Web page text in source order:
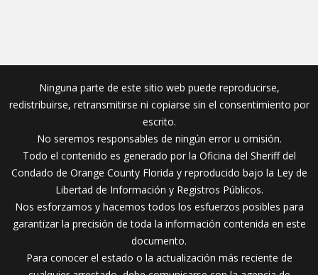
Ninguna parte de este sitio web puede reproducirse,
redistribuirse, retransmitirse ni copiarse sin el consentimiento por
escrito.
No seremos responsables de ningún error u omisión.
Todo el contenido es generado por la Oficina del Sheriff del
Condado de Orange County Florida y reproducido bajo la Ley de
Libertad de Información y Registros Públicos.
Nos esforzamos y hacemos todos los esfuerzos posibles para
garantizar la precisión de toda la información contenida en este
documento.
Para conocer el estado o la actualización más reciente de